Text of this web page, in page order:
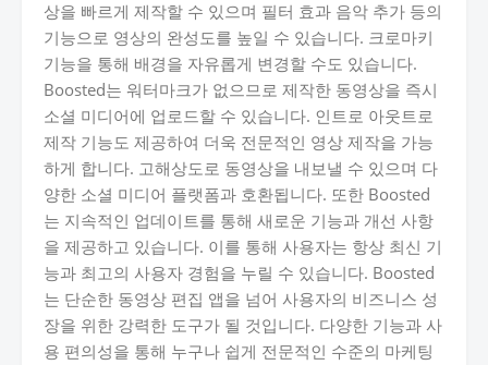
상을 빠르게 제작할 수 있으며 필터 효과 음악 추가 등의
기능으로 영상의 완성도를 높일 수 있습니다. 크로마키
기능을 통해 배경을 자유롭게 변경할 수도 있습니다.
Boosted는 워터마크가 없으므로 제작한 동영상을 즉시
소셜 미디어에 업로드할 수 있습니다. 인트로 아웃트로
제작 기능도 제공하여 더욱 전문적인 영상 제작을 가능
하게 합니다. 고해상도로 동영상을 내보낼 수 있으며 다
양한 소셜 미디어 플랫폼과 호환됩니다. 또한 Boosted
는 지속적인 업데이트를 통해 새로운 기능과 개선 사항
을 제공하고 있습니다. 이를 통해 사용자는 항상 최신 기
능과 최고의 사용자 경험을 누릴 수 있습니다. Boosted
는 단순한 동영상 편집 앱을 넘어 사용자의 비즈니스 성
장을 위한 강력한 도구가 될 것입니다. 다양한 기능과 사
용 편의성을 통해 누구나 쉽게 전문적인 수준의 마케팅